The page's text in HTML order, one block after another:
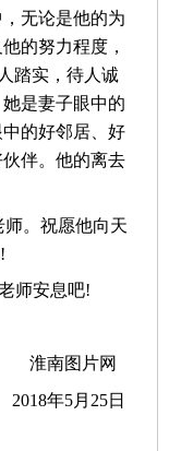
无论是他的为
的努力程度，
踏实，待人诚
是妻子眼中的
的好邻居、好
伴。他的离去
祝愿他向天
吧!
网
日